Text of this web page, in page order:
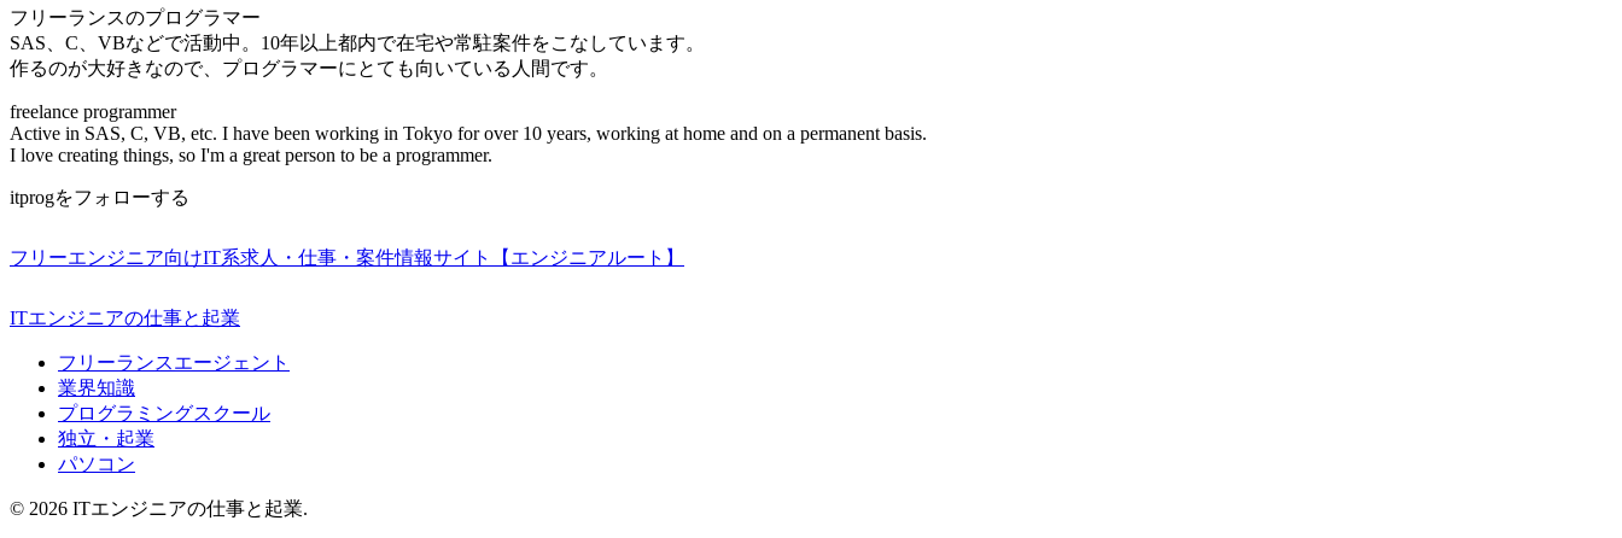
フリーランスのプログラマー
SAS、C、VBなどで活動中。10年以上都内で在宅や常駐案件をこなしています。
作るのが大好きなので、プログラマーにとても向いている人間です。
freelance programmer
Active in SAS, C, VB, etc. I have been working in Tokyo for over 10 years, working at home and on a permanent basis.
I love creating things, so I'm a great person to be a programmer.
itprogをフォローする
フリーエンジニア向けIT系求人・仕事・案件情報サイト【エンジニアルート】
ITエンジニアの仕事と起業
フリーランスエージェント
業界知識
プログラミングスクール
独立・起業
パソコン
© 2026 ITエンジニアの仕事と起業.